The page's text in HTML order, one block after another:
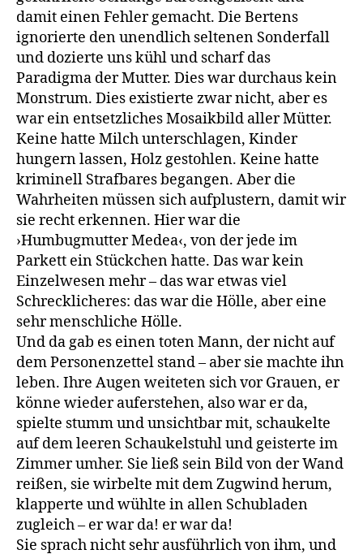
damit einen Fehler gemacht. Die Bertens
ignorierte den unendlich seltenen Sonderfall
und dozierte uns kühl und scharf das
Paradigma der Mutter. Dies war durchaus kein
Monstrum. Dies existierte zwar nicht, aber es
war ein entsetzliches Mosaikbild aller Mütter.
Keine hatte Milch unterschlagen, Kinder
hungern lassen, Holz gestohlen. Keine hatte
kriminell Strafbares begangen. Aber die
Wahrheiten müssen sich aufplustern, damit wir
sie recht erkennen. Hier war die
›Humbugmutter Medea‹, von der jede im
Parkett ein Stückchen hatte. Das war kein
Einzelwesen mehr – das war etwas viel
Schrecklicheres: das war die Hölle, aber eine
sehr menschliche Hölle.
Und da gab es einen toten Mann, der nicht auf
dem Personenzettel stand – aber sie machte ihn
leben. Ihre Augen weiteten sich vor Grauen, er
könne wieder auferstehen, also war er da,
spielte stumm und unsichtbar mit, schaukelte
auf dem leeren Schaukelstuhl und geisterte im
Zimmer umher. Sie ließ sein Bild von der Wand
reißen, sie wirbelte mit dem Zugwind herum,
klapperte und wühlte in allen Schubladen
zugleich – er war da! er war da!
Sie sprach nicht sehr ausführlich von ihm, und